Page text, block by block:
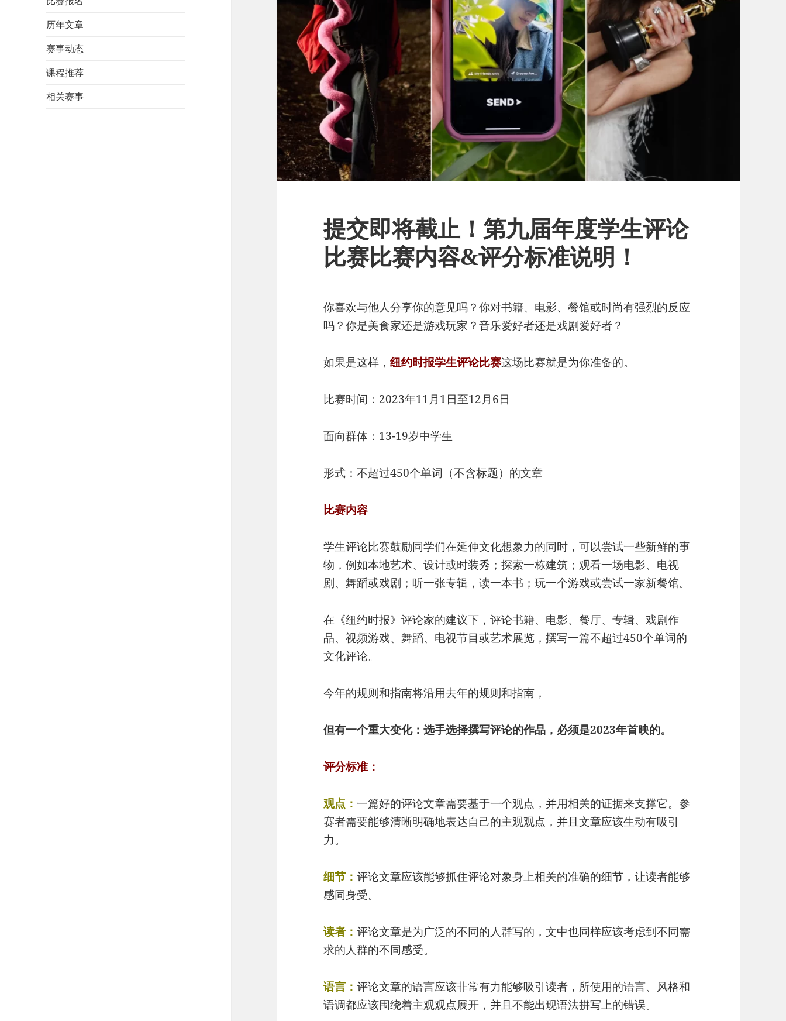
历年文章
赛事动态
课程推荐
相关赛事
提交即将截止！第九届年度学生评论
比赛比赛内容&评分标准说明！
你喜欢与他人分享你的意见吗？你对书籍、电影、餐馆或时尚有强烈的反应
吗？你是美食家还是游戏玩家？音乐爱好者还是戏剧爱好者？
如果是这样，纽约时报学生评论比赛这场比赛就是为你准备的。
比赛时间：2023年11月1日至12月6日
面向群体：13-19岁中学生
形式：不超过450个单词（不含标题）的文章
比赛内容
学生评论比赛鼓励同学们在延伸文化想象力的同时，可以尝试一些新鲜的事
物，例如本地艺术、设计或时装秀；探索一栋建筑；观看一场电影、电视
剧、舞蹈或戏剧；听一张专辑，读一本书；玩一个游戏或尝试一家新餐馆。
在《纽约时报》评论家的建议下，评论书籍、电影、餐厅、专辑、戏剧作
品、视频游戏、舞蹈、电视节目或艺术展览，撰写一篇不超过450个单词的
文化评论。
今年的规则和指南将沿用去年的规则和指南，
但有一个重大变化：选手选择撰写评论的作品，必须是2023年首映的。
评分标准：
观点：一篇好的评论文章需要基于一个观点，并用相关的证据来支撑它。参
赛者需要能够清晰明确地表达自己的主观观点，并且文章应该生动有吸引
力。
细节：评论文章应该能够抓住评论对象身上相关的准确的细节，让读者能够
感同身受。
读者：评论文章是为广泛的不同的人群写的，文中也同样应该考虑到不同需
求的人群的不同感受。
语言：评论文章的语言应该非常有力能够吸引读者，所使用的语言、风格和
语调都应该围绕着主观观点展开，并且不能出现语法拼写上的错误。